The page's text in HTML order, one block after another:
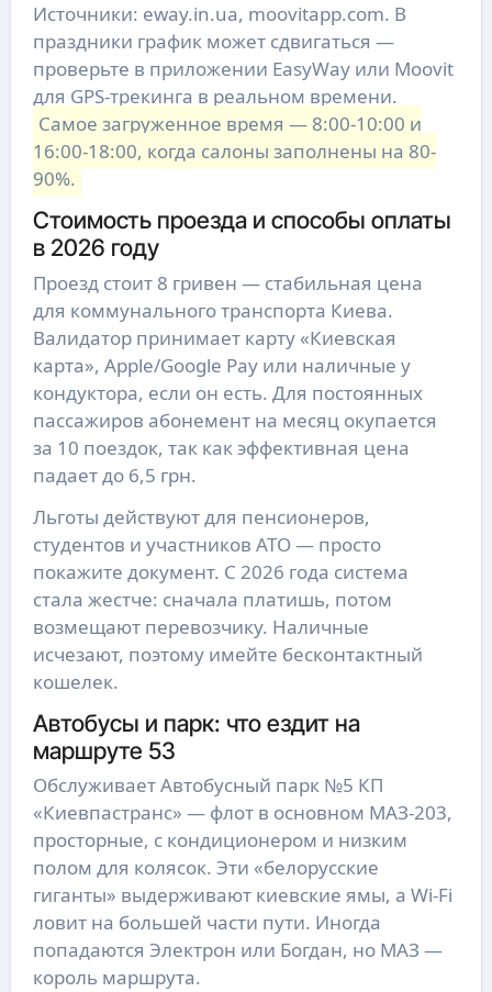
Источники: eway.in.ua, moovitapp.com. В
праздники график может сдвигаться —
проверьте в приложении EasyWay или Moovit
для GPS-трекинга в реальном времени.
Самое загруженное время — 8:00-10:00 и
16:00-18:00, когда салоны заполнены на 80-
90%.
Стоимость проезда и способы оплаты
в 2026 году
Проезд стоит 8 гривен — стабильная цена
для коммунального транспорта Киева.
Валидатор принимает карту «Киевская
карта», Apple/Google Pay или наличные у
кондуктора, если он есть. Для постоянных
пассажиров абонемент на месяц окупается
за 10 поездок, так как эффективная цена
падает до 6,5 грн.
Льготы действуют для пенсионеров,
студентов и участников АТО — просто
покажите документ. С 2026 года система
стала жестче: сначала платишь, потом
возмещают перевозчику. Наличные
исчезают, поэтому имейте бесконтактный
кошелек.
Автобусы и парк: что ездит на
маршруте 53
Обслуживает Автобусный парк №5 КП
«Киевпастранс» — флот в основном МАЗ-203,
просторные, с кондиционером и низким
полом для колясок. Эти «белорусские
гиганты» выдерживают киевские ямы, а Wi-Fi
ловит на большей части пути. Иногда
попадаются Электрон или Богдан, но МАЗ —
король маршрута.